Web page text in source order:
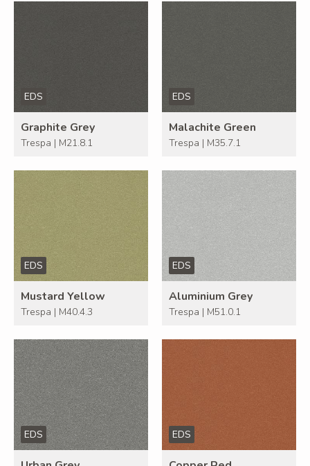
EDS
Graphite Grey
Trespa | M21.8.1
EDS
Malachite Green
Trespa | M35.7.1
EDS
Mustard Yellow
Trespa | M40.4.3
EDS
Aluminium Grey
Trespa | M51.0.1
EDS EDS